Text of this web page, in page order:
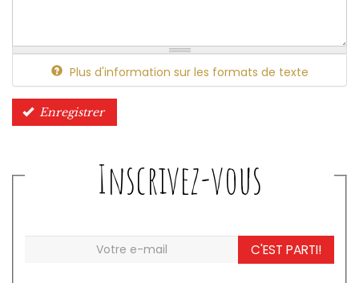
Plus d'information sur les formats de texte
Enregistrer
Inscrivez-vous
C'EST PARTI!